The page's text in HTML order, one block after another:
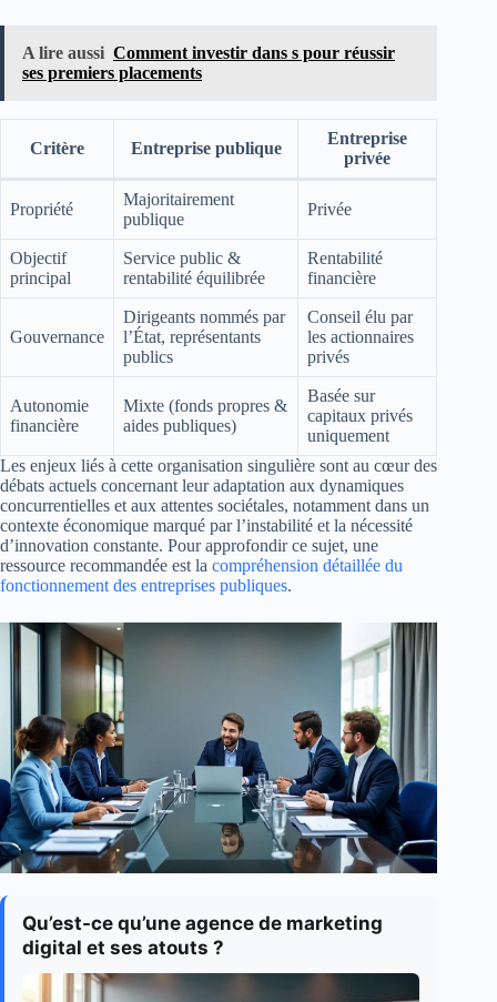
A lire aussi Comment investir dans s pour réussir
ses premiers placements
Critère Entreprise publique
Entreprise
privée
Propriété
Majoritairement
publique
Privée
Objectif
principal
Service public &
rentabilité équilibrée
Rentabilité
financière
Gouvernance
Dirigeants nommés par
l’État, représentants
publics
Conseil élu par
les actionnaires
privés
Autonomie
financière
Mixte (fonds propres &
aides publiques)
Basée sur
capitaux privés
uniquement
Les enjeux liés à cette organisation singulière sont au cœur des
débats actuels concernant leur adaptation aux dynamiques
concurrentielles et aux attentes sociétales, notamment dans un
contexte économique marqué par l’instabilité et la nécessité
d’innovation constante. Pour approfondir ce sujet, une
ressource recommandée est la compréhension détaillée du
fonctionnement des entreprises publiques.
Qu’est-ce qu’une agence de marketing
digital et ses atouts ?